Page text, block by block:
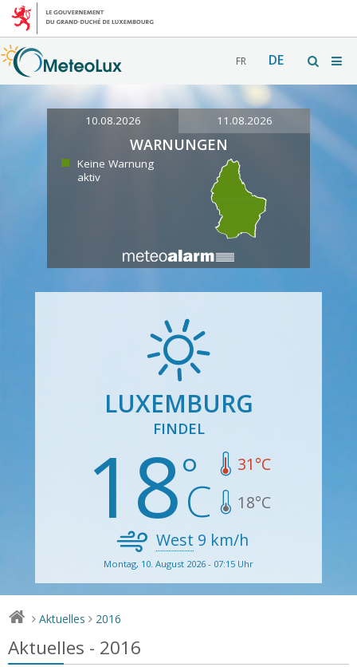
FR DE
10.08.2026 11.08.2026
WARNUNGEN
Keine Warnung
aktiv
LUXEMBURG
FINDEL
18 31°C
18°C
West 9 km/h
Montag, 10. August 2026 - 07:15 Uhr
> Aktuelles > 2016
Aktuelles - 2016